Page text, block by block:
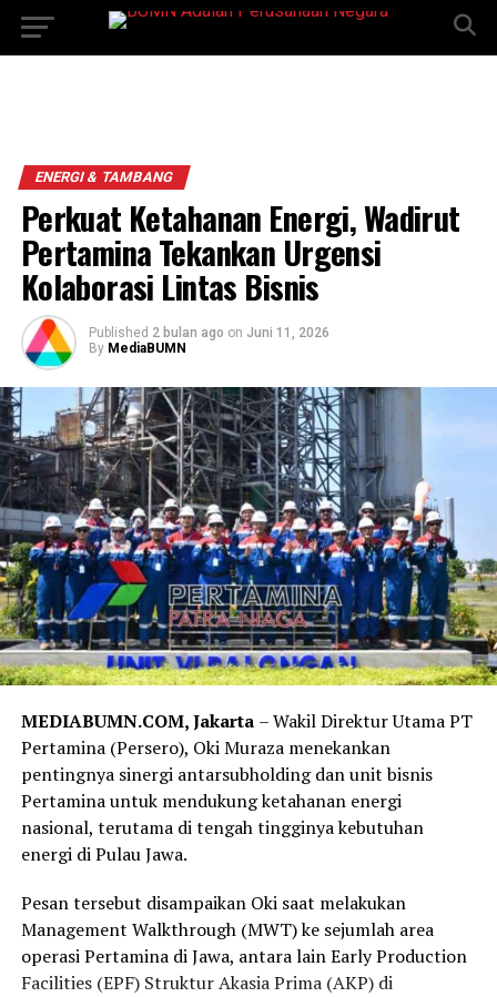
ENERGI & TAMBANG
Perkuat Ketahanan Energi, Wadirut
Pertamina Tekankan Urgensi
Kolaborasi Lintas Bisnis
Published 2 bulan ago on Juni 11, 2026
By MediaBUMN
MEDIABUMN.COM, Jakarta – Wakil Direktur Utama PT
Pertamina (Persero), Oki Muraza menekankan
pentingnya sinergi antarsubholding dan unit bisnis
Pertamina untuk mendukung ketahanan energi
nasional, terutama di tengah tingginya kebutuhan
energi di Pulau Jawa.
Pesan tersebut disampaikan Oki saat melakukan
Management Walkthrough (MWT) ke sejumlah area
operasi Pertamina di Jawa, antara lain Early Production
Facilities (EPF) Struktur Akasia Prima (AKP) di